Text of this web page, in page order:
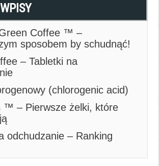
Coffee ™ –
sposobem by schudnąć!
– Tabletki na
(chlorogenic acid)
™ – Pierwsze żelki, które
odchudzanie – Ranking